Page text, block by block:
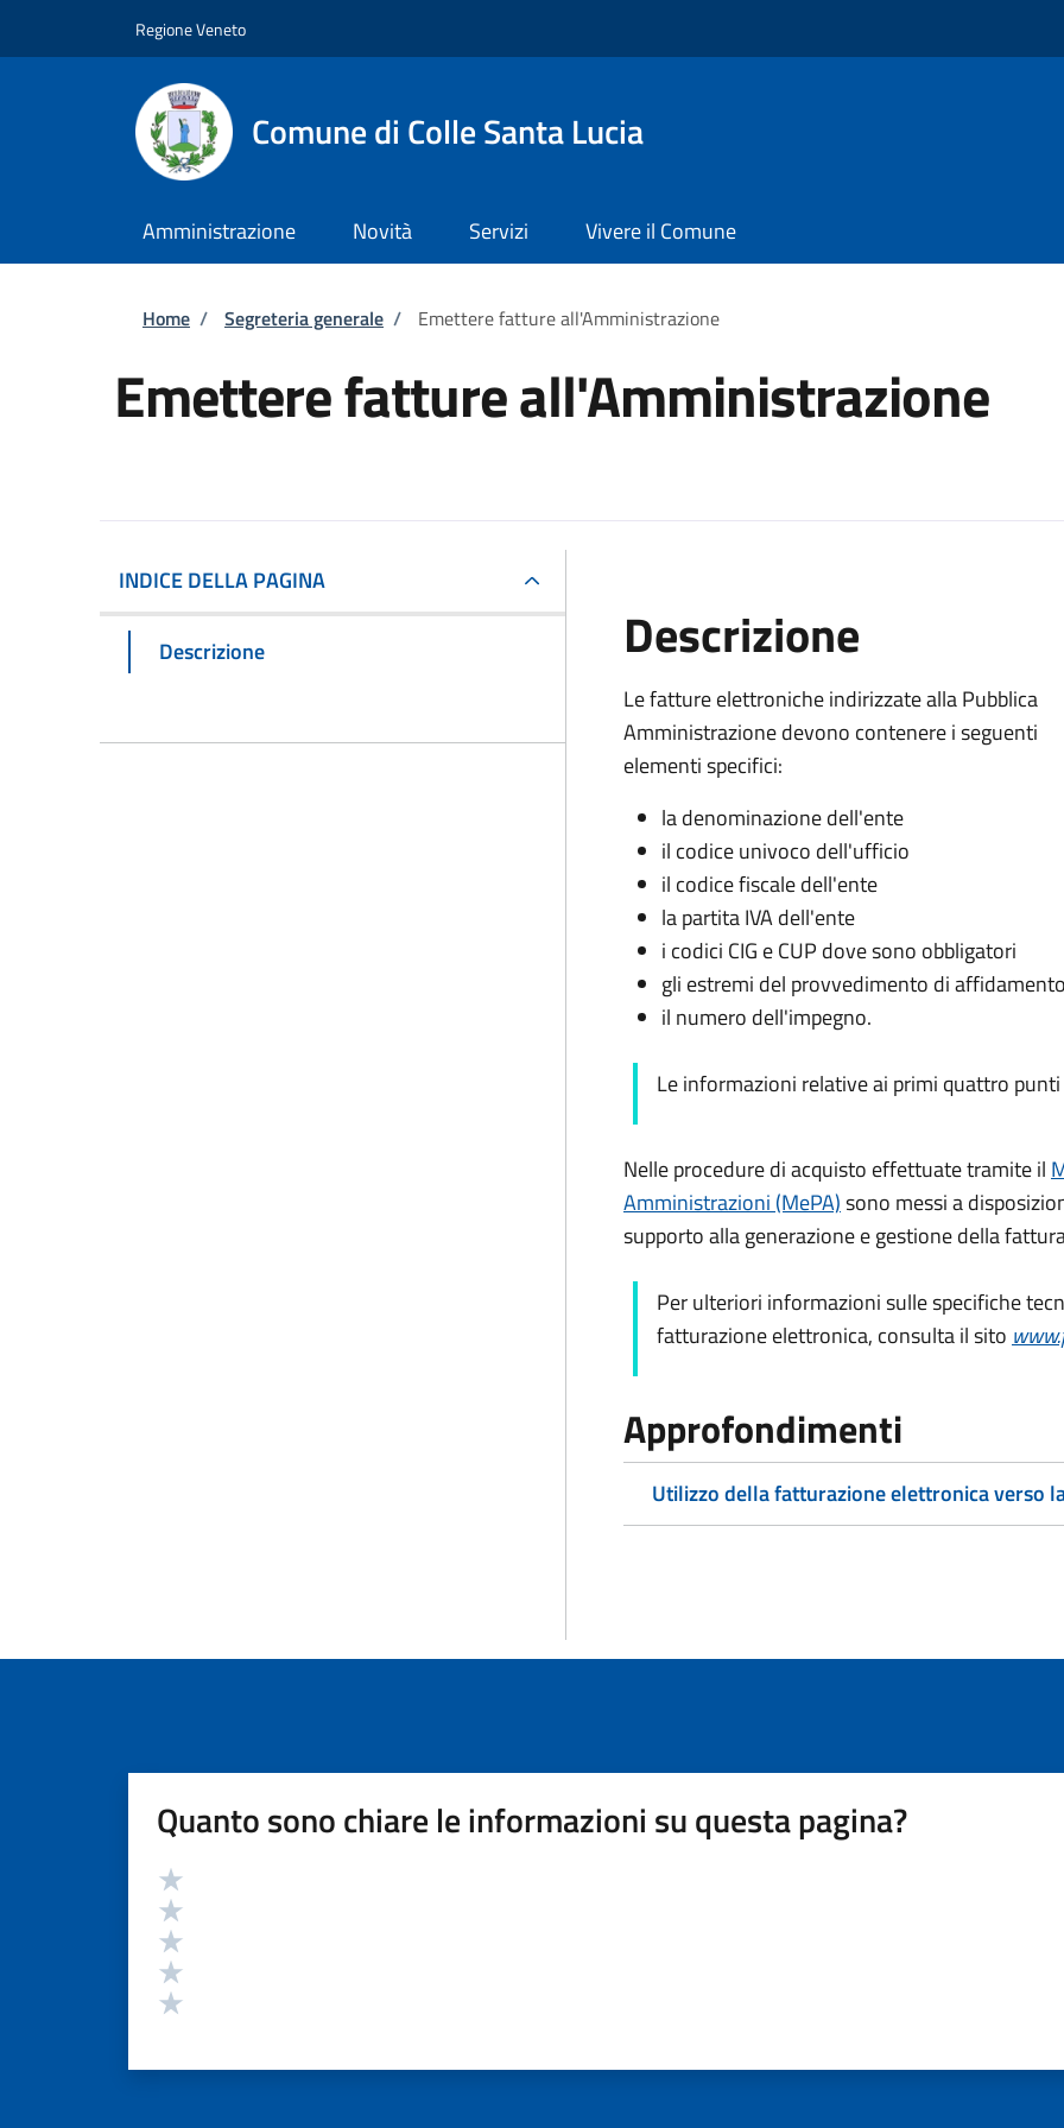
Regione Veneto
Comune di Colle Santa Lucia
Amministrazione Novità Servizi Vivere il Comune
Briciole di pane
Home / Segreteria generale / Emettere fatture all'Amministrazione
Emettere fatture all'Amministrazione
INDICE DELLA PAGINA
Descrizione Descrizione
Le fatture elettroniche indirizzate alla Pubblica
Amministrazione devono contenere i seguenti
elementi specifici:
la denominazione dell'ente
il codice univoco dell'ufficio
il codice fiscale dell'ente
la partita IVA dell'ente
i codici CIG e CUP dove sono obbligatori
gli estremi del provvedimento di
il numero dell'impegno.
Le informazioni relative ai primi quattro
Nelle procedure di acquisto effettuate tramite il
Amministrazioni (MePA)sono messi a
supporto alla generazione e gestione della
Per ulteriori informazioni sulle specifiche
fatturazione elettronica, consulta il sito
Approfondimenti
Utilizzo della fatturazione elettronica verso
Quanto sono chiare le informazioni su questa pagina?
Valutazione